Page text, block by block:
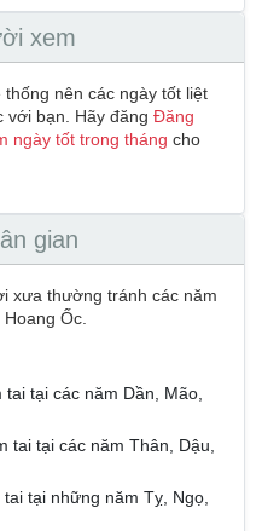
xem
nên các ngày tốt liệt
với bạn. Hãy đăngĐăng
ngày tốt trong tháng cho
gian
xưa thường tránh các năm
Hoang Ốc.
tại các năm Dần, Mão,
tai tại các năm Thân, Dậu,
tại những năm Tỵ, Ngọ,